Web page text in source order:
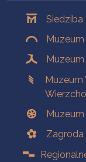
Siedziba
Muzeum
Muzeum
Zagroda